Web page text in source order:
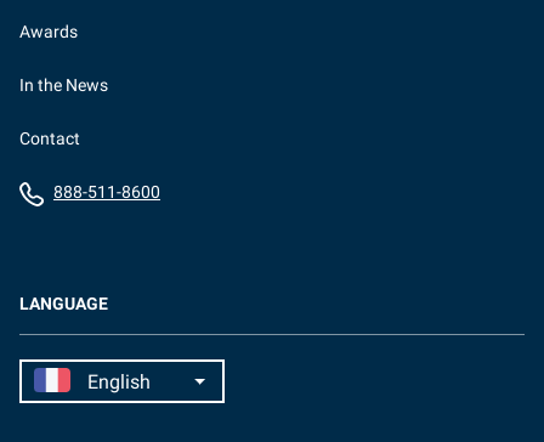
LANGUAGE
Awards
In the News
Contact
888-511-8600